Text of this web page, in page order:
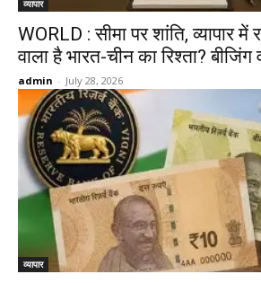
व्यापार
WORLD : सीमा पर शांति, व्यापार में
वाला है भारत-चीन का रिश्ता?
admin - July 28, 2026
व्यापार